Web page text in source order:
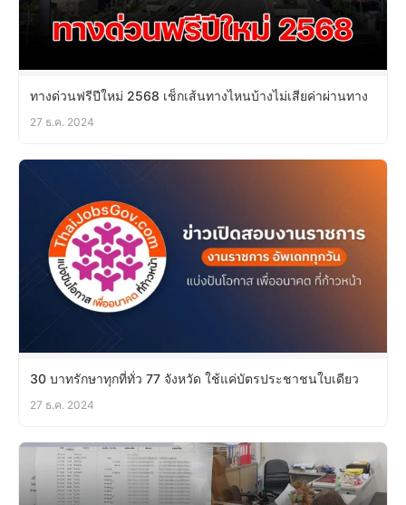
ทางด่วนฟรีปีใหม่ 2568 เช็กเส้นทางไหนบ้างไม่เสียค่าผ่านทาง
27 ธ.ค. 2024
30 บาทรักษาทุกที่ทั่ว 77 จังหวัด ใช้แค่บัตรประชาชนใบเดียว
27 ธ.ค. 2024